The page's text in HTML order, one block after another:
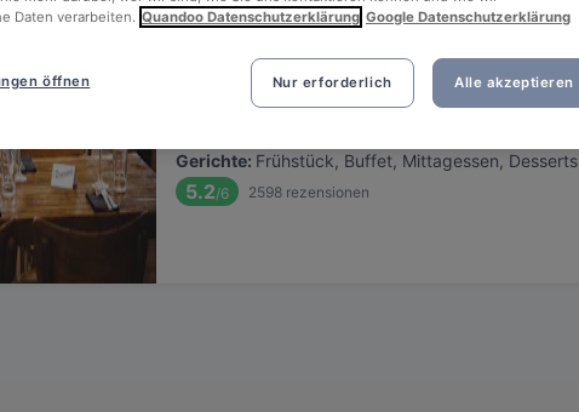
SEEHAUS
Befindet sich in innenstadt
Gerichte: Frühstück, Buffet, Mittagessen, Desserts
5.2/6 2598 rezensionen
Daten verarbeiten. Quandoo Datenschutzerklärung Google Datenschutzerklärung
Nur erforderlich Alle akzeptieren
öffnen